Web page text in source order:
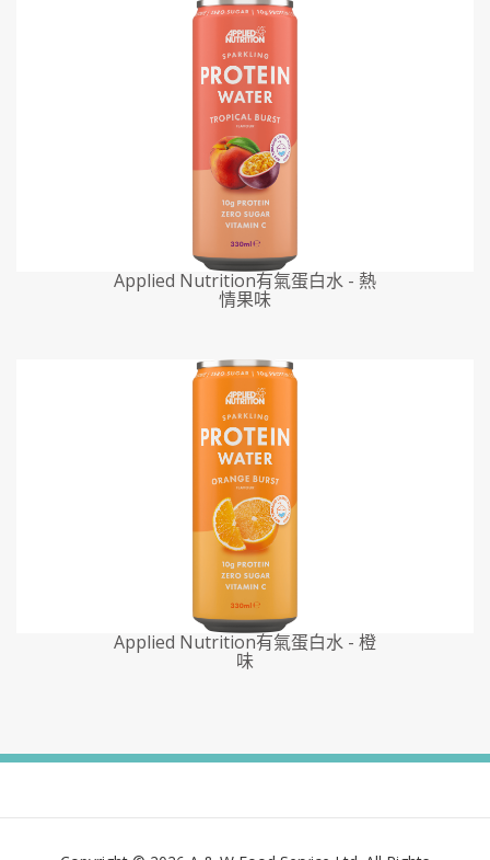
Applied Nutrition有氣蛋白水 - 熱
情果味
Applied Nutrition有氣蛋白水 - 橙
味